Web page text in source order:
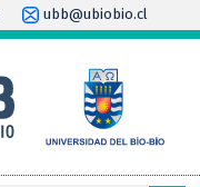
ubb@ubiobio.cl